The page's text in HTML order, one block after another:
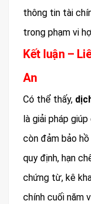
thông tin tài
trong phạm vi
Kết luận –
An
Có thể thấy,
là giải pháp
còn đảm bảo
quy định, hạn
chứng từ, kê
chính cuối năm